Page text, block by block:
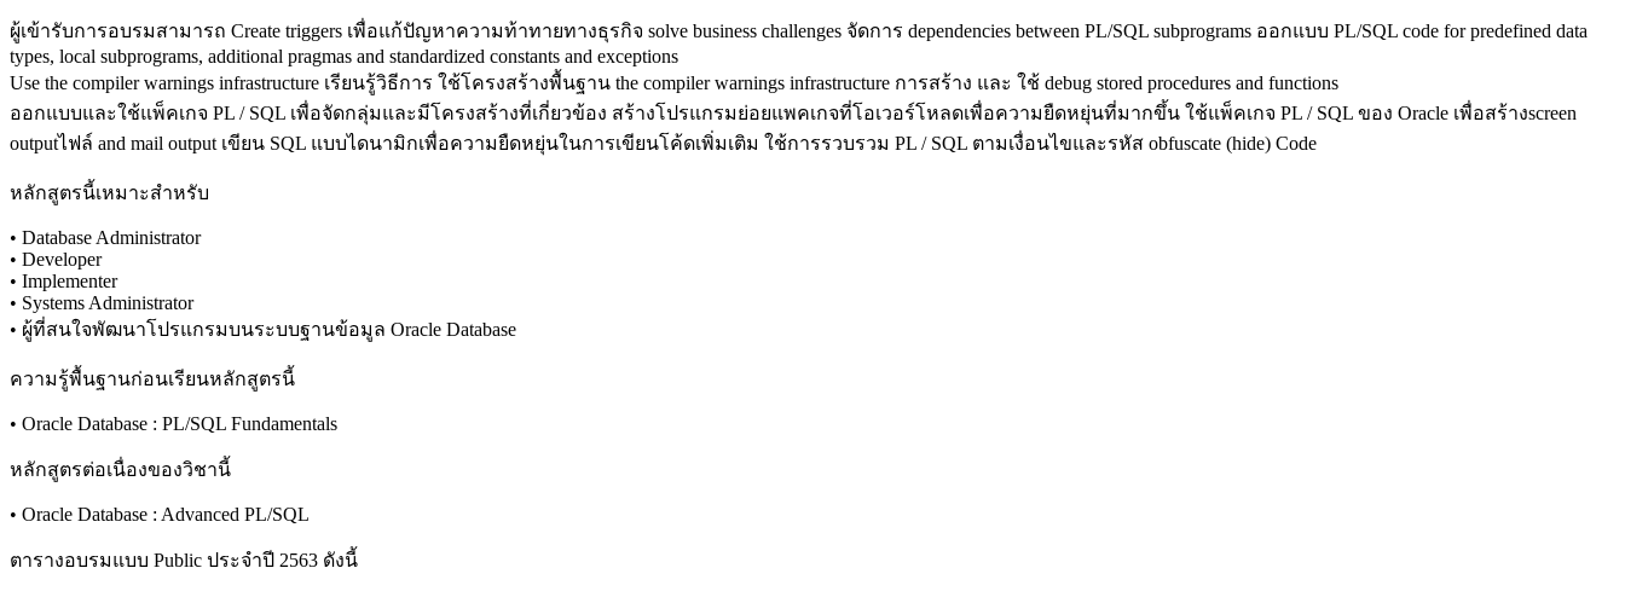
ผู้เข้ารับการอบรมสามารถ Create triggers เพื่อแก้ปัญหาความท้าทายทางธุรกิจ solve business challenges จัดการ dependencies between PL/SQL subprograms ออกแบบ PL/SQL code for predefined data
types, local subprograms, additional pragmas and standardized constants and exceptions
Use the compiler warnings infrastructure เรียนรู้วิธีการ ใช้โครงสร้างพื้นฐาน the compiler warnings infrastructure การสร้าง และ ใช้ debug stored procedures and functions
ออกแบบและใช้แพ็คเกจ PL / SQL เพื่อจัดกลุ่มและมีโครงสร้างที่เกี่ยวข้อง สร้างโปรแกรมย่อยแพคเกจที่โอเวอร์โหลดเพื่อความยืดหยุ่นที่มากขึ้น ใช้แพ็คเกจ PL / SQL ของ Oracle เพื่อสร้างscreen
outputไฟล์ and mail output เขียน SQL แบบไดนามิกเพื่อความยืดหยุ่นในการเขียนโค้ดเพิ่มเติม ใช้การรวบรวม PL / SQL ตามเงื่อนไขและรหัส obfuscate (hide) Code
หลักสูตรนี้เหมาะสำหรับ
• Database Administrator
• Developer
• Implementer
• Systems Administrator
• ผู้ที่สนใจพัฒนาโปรแกรมบนระบบฐานข้อมูล Oracle Database
ความรู้พื้นฐานก่อนเรียนหลักสูตรนี้
• Oracle Database : PL/SQL Fundamentals
หลักสูตรต่อเนื่องของวิชานี้
• Oracle Database : Advanced PL/SQL
ตารางอบรมแบบ Public ประจำปี 2563 ดังนี้